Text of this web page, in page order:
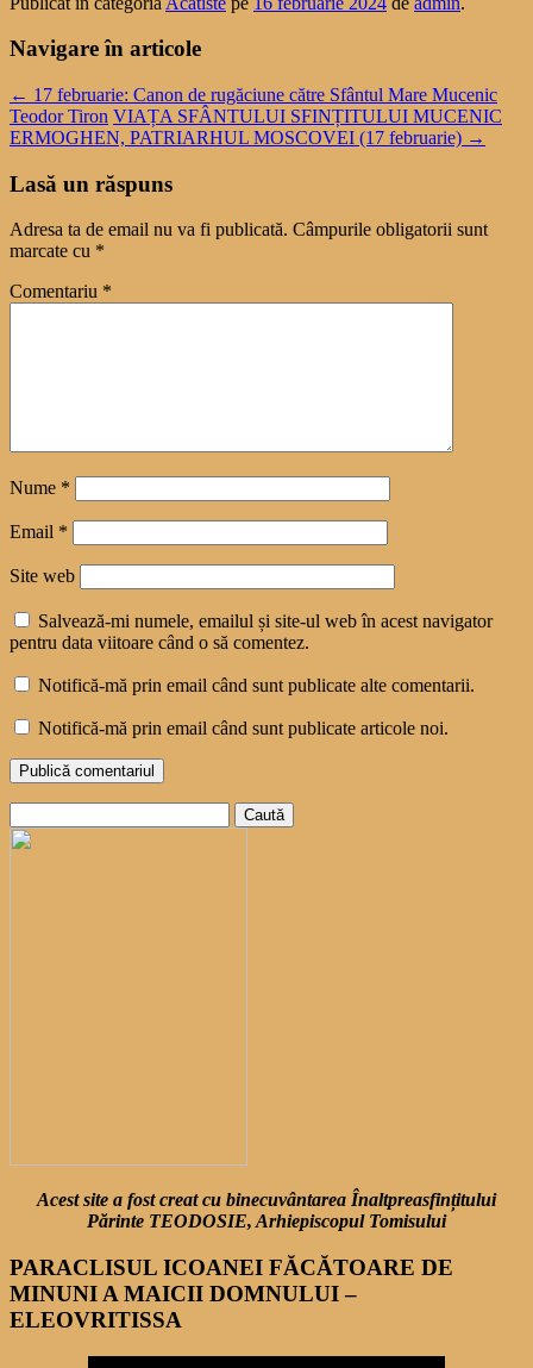
Navigare în articole
← 17 februarie: Canon de rugăciune către Sfântul Mare Mucenic
Teodor Tiron VIAȚA SFÂNTULUI SFINȚITULUI MUCENIC
ERMOGHEN, PATRIARHUL MOSCOVEI (17 februarie) →
Lasă un răspuns
Adresa ta de email nu va fi publicată. Câmpurile obligatorii sunt
marcate cu *
Comentariu *
Nume *
Email *
Site web
Salvează-mi numele, emailul și site-ul web în acest navigator
pentru data viitoare când o să comentez.
Notifică-mă prin email când sunt publicate alte comentarii.
Notifică-mă prin email când sunt publicate articole noi.
după:
Acest site a fost creat cu binecuvântarea Înaltpreasfințitului
Părinte TEODOSIE, Arhiepiscopul Tomisului
PARACLISUL ICOANEI FĂCĂTOARE DE
MINUNI A MAICII DOMNULUI –
ELEOVRITISSA